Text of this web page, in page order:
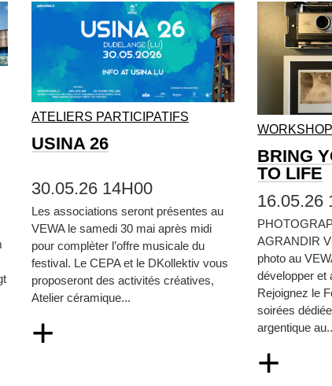
ATELIERS PARTICIPATIFS
USINA 26
30.05.26 14H00
Les associations seront présentes au
VEWA le samedi 30 mai après midi
pour complèter l’offre musicale du
festival. Le CEPA et le DKollektiv vous
proposeront des activités créatives,
Atelier céramique...
+
BRING
TO LIFE
16.05.26
AGRANDIR
photo au
développer et
Rejoignez le
soirées
argentique
+